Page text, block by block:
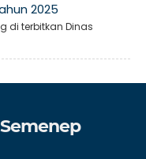
2025
di terbitkan Dinas